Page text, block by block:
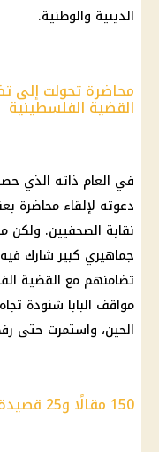
الدينية والوطنية.
محاضرة تحولت إلى
القضية الفلسطينية
في العام ذاته الذي
دعوته لإلقاء محاضرة
نقابة الصحفيين. ولكن
تضامنهم مع القضية
مواقف البابا شنودة
الحين، واستمرت حتى
150 مقالًا و25 قصيدة.. فكر إصلاحي وروح شاعرية